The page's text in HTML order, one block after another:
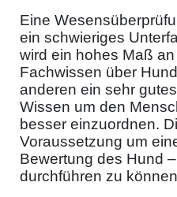
Eine
ein schwieriges
wird ein hohes Maß
Fachwissen über
anderen ein sehr
Wissen um den
besser einzuordnen.
Voraussetzung um
Bewertung des Hund
durchführen zu